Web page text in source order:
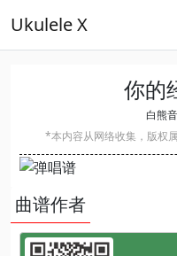
Ukulele X
你的
白熊
*本内容从网络收集，版权
曲谱作者